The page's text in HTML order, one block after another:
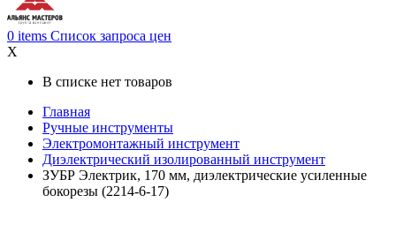
0 items Список запроса цен
X
В списке нет товаров
Главная
Ручные инструменты
Электромонтажный инструмент
Диэлектрический изолированный инструмент
ЗУБР Электрик, 170 мм, диэлектрические усиленные
бокорезы (2214-6-17)